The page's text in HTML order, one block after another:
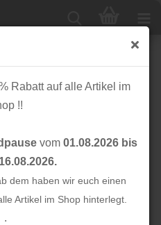
Rabatt auf alle Artikel im
!!
vom 01.08.2026 bis
dem haben wir euch einen
Artikel im Shop hinterlegt.
.
- Col.02 - This Summer